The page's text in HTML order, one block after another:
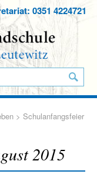
0351 4224721
> Schulanfangsfeier
2015